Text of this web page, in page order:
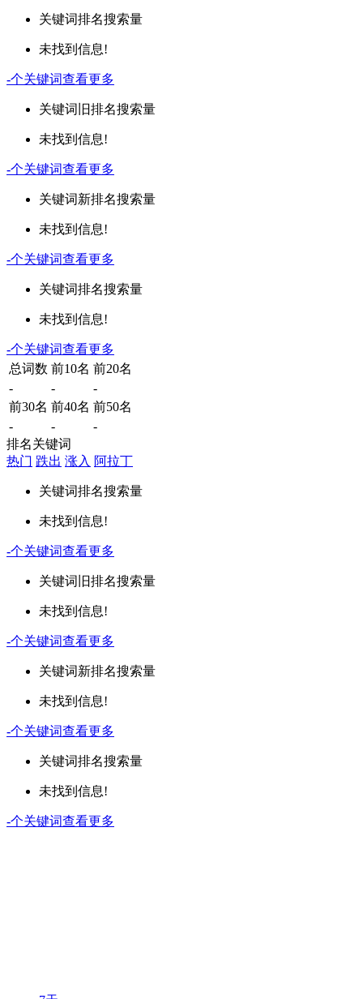
关键词排名搜索量
未找到信息!
-个关键词查看更多
关键词 旧排名搜索量
未找到信息!
-个关键词查看更多
关键词新排名搜索量
未找到信息!
-个关键词查看更多
关键词排名搜索量
未找到信息!
-个关键词查看更多
总词数 前10名 前20名
-
-
-
前30名 前40名 前50名
-
-
-
排名关键词
热门 跌出 涨入 阿拉丁
关键词排名搜索量
未找到信息!
-个关键词查看更多
关键词 旧排名搜索量
未找到信息!
-个关键词查看更多
关键词新排名搜索量
未找到信息!
-个关键词查看更多
关键词排名搜索量
未找到信息!
-个关键词查看更多